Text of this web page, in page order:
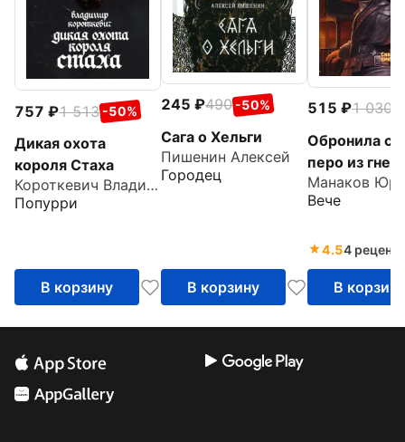
757 1 513 -50%
Дикая охота
короля Стаха
Короткевич Владимир Семенович
Попурри
В корзину
245 490 -50%
Сага о Хельги
Пишенин Алексей
Городец
В корзину
515 1 030
Обронила
перо из
Вече
4.54
В корзину